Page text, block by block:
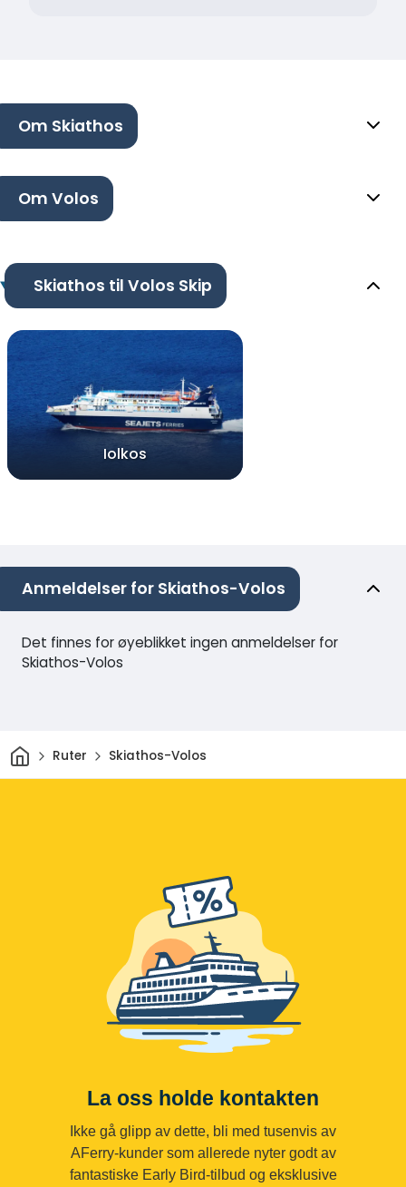
Om Skiathos
Om Volos
Skiathos til Volos Skip
Iolkos
Anmeldelser for Skiathos-Volos
Det finnes for øyeblikket ingen anmeldelser for
Skiathos-Volos
HjemRuter Skiathos-Volos
La oss holde kontakten
Ikke gå glipp av dette, bli med tusenvis av
AFerry-kunder som allerede nyter godt av
fantastiske Early Bird-tilbud og eksklusive